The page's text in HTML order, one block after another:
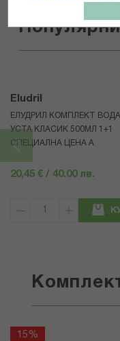
Eludril
ЕЛУДРИЛ КОМПЛЕКТ
УСТА КЛАСИК 500МЛ 1+1
СПЕЦИАЛНА ЦЕНА А
20,45 € / 40.00 лв.
15%